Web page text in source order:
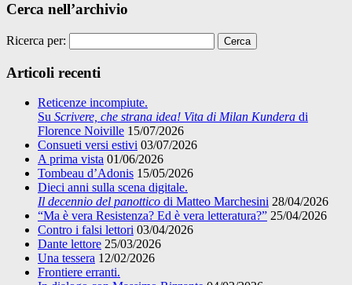
Cerca nell’archivio
Ricerca per:
Articoli recenti
Reticenze incompiute.
Su Scrivere, che strana idea! Vita di Milan Kundera di
Florence Noiville 15/07/2026
Consueti versi estivi 03/07/2026
A prima vista 01/06/2026
Tombeau d’Adonis 15/05/2026
Dieci anni sulla scena digitale.
Il decennio del panottico di Matteo Marchesini 28/04/2026
“Ma è vera Resistenza? Ed è vera letteratura?” 25/04/2026
Contro i falsi lettori 03/04/2026
Dante lettore 25/03/2026
Una tessera 12/02/2026
Frontiere erranti.